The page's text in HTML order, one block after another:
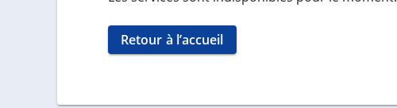
Retour à l’accueil